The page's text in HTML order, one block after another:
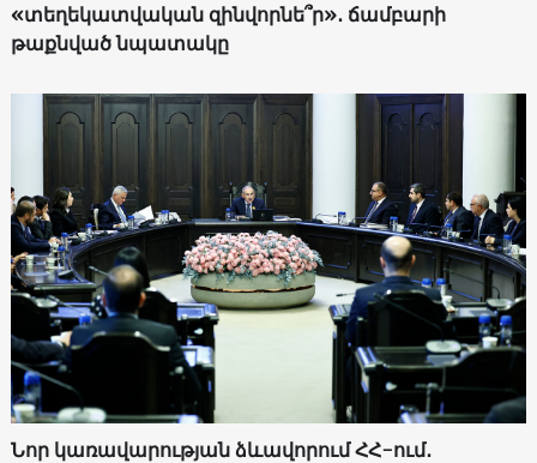
«տեղեկատվական զինվորնե՞ր»․ ճամբարի
թաքնված նպատակը
Նոր կառավարության ձևավորում ՀՀ-ում․